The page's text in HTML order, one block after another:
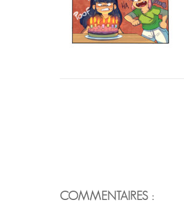
COMMENTAIRES :